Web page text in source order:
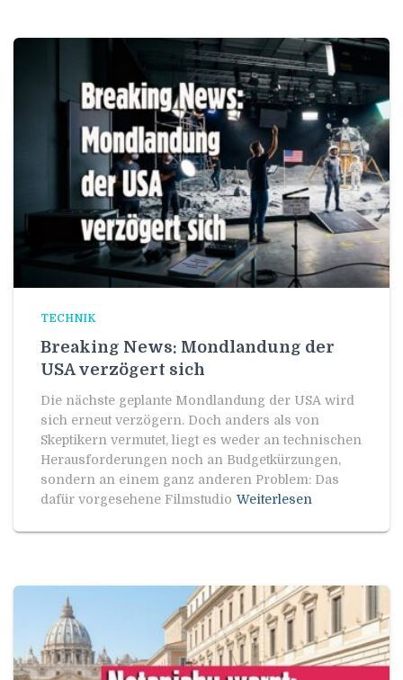
TECHNIK
Breaking News: Mondlandung der
USA verzögert sich
Die nächste geplante Mondlandung der USA wird
sich erneut verzögern. Doch anders als von
Skeptikern vermutet, liegt es weder an technischen
Herausforderungen noch an Budgetkürzungen,
sondern an einem ganz anderen Problem: Das
dafür vorgesehene Filmstudio Weiterlesen